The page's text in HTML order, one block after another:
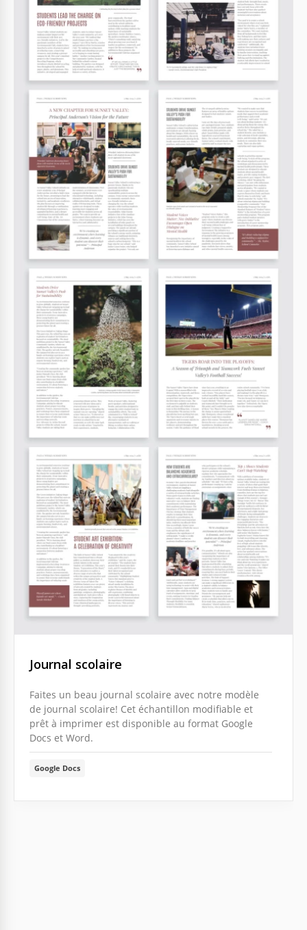
Journal scolaire
Faites un beau journal scolaire avec notre modèle
de journal scolaire! Cet échantillon modifiable et
prêt à imprimer est disponible au format Google
Docs et Word.
Google Docs